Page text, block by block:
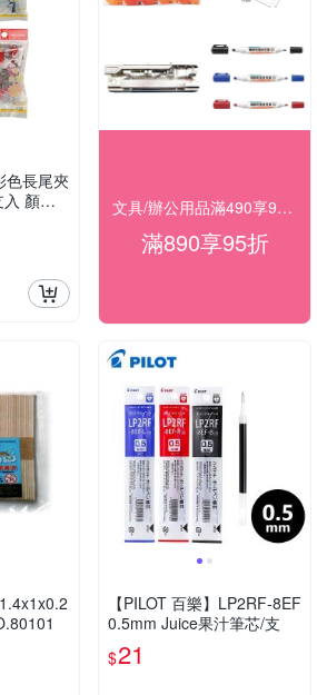
色長尾夾
顏色
文具/辦公用品滿490享98折，滿890享95折
滿890享95折
【PILOT 百樂】LP2RF-8EF
0.5mm Juice果汁筆芯/支
$21